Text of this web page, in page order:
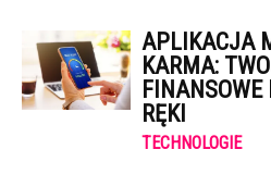
APLIKACJA
KARMA:
RĘKI
TECHNOLOGIE